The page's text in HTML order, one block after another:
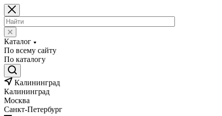
Каталог
По всему сайту
По каталогу
Калининград
Калининград
Москва
Санкт-Петербург